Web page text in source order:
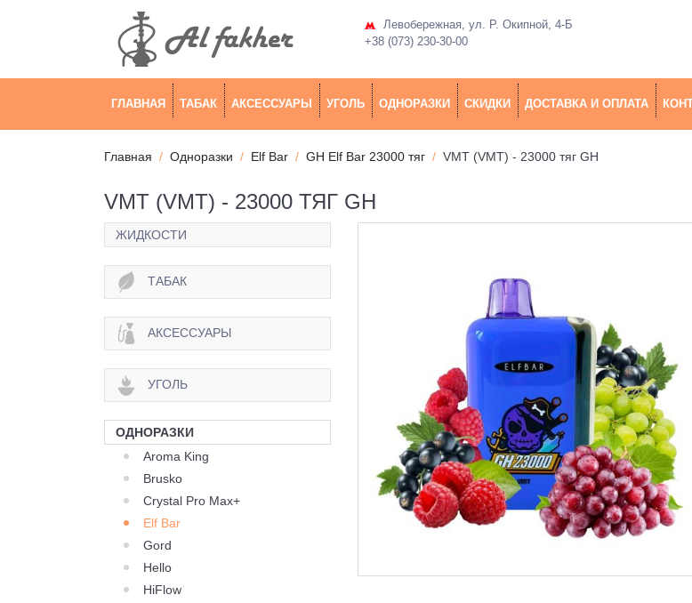
Левобережная, ул. Р. Окипной, 4-Б
+38 (073) 230-30-00
ГЛАВНАЯ ТАБАК АКСЕССУАРЫ УГОЛЬ ОДНОРАЗКИ СКИДКИ ДОСТАВКА И ОПЛАТА
Главная Одноразки Elf Bar GH Elf Bar 23000 тяг VMT (VMT) - 23000 тяг GH
VMT (VMT) - 23000 ТЯГ GH
ЖИДКОСТИ
ТАБАК
АКСЕССУАРЫ
УГОЛЬ
ОДНОРАЗКИ
Aroma King
Brusko
Crystal Pro Max+
Elf Bar
Gord
Hello
HiFlow